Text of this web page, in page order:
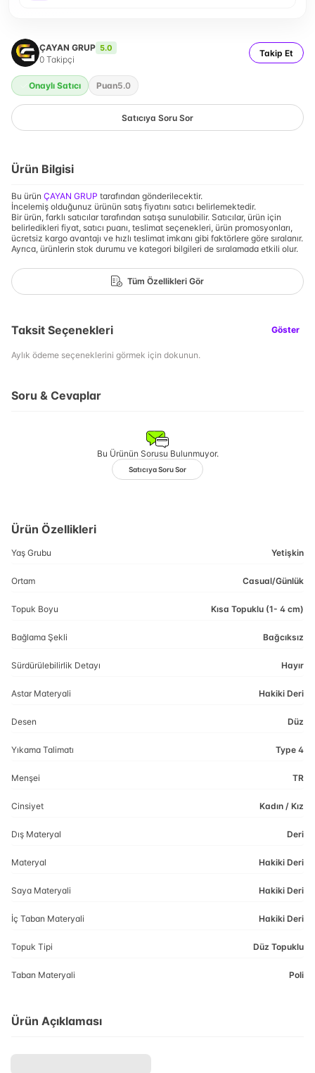
ÇAYAN GRUP 5.0
0 Takipçi
Takip Et
Onaylı Satıcı Puan5.0
Satıcıya Soru Sor
Ürün Bilgisi
Bu ürün ÇAYAN GRUP tarafından gönderilecektir.
İncelemiş olduğunuz ürünün satış fiyatını satıcı belirlemektedir.
Bir ürün, farklı satıcılar tarafından satışa sunulabilir. Satıcılar, ürün için
belirledikleri fiyat, satıcı puanı, teslimat seçenekleri, ürün promosyonları,
ücretsiz kargo avantajı ve hızlı teslimat imkanı gibi faktörlere göre sıralanır.
Ayrıca, ürünlerin stok durumu ve kategori bilgileri de sıralamada etkili olur.
Tüm Özellikleri Gör
Taksit Seçenekleri Göster
Aylık ödeme seçeneklerini görmek için dokunun.
Soru & Cevaplar
Bu Ürünün Sorusu Bulunmuyor.
Satıcıya Soru Sor
Ürün Özellikleri
Yaş Grubu Yetişkin
Ortam Casual/Günlük
Topuk Boyu Kısa Topuklu (1- 4 cm)
Bağlama Şekli Bağcıksız
Sürdürülebilirlik Detayı Hayır
Astar Materyali Hakiki Deri
Desen Düz
Yıkama Talimatı Type 4
Menşei TR
Cinsiyet Kadın / Kız
Dış Materyal Deri
Materyal Hakiki Deri
Saya Materyali Hakiki Deri
İç Taban Materyali Hakiki Deri
Topuk Tipi Düz Topuklu
Taban Materyali Poli
Ürün Açıklaması